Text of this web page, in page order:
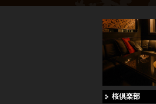
桜倶楽部